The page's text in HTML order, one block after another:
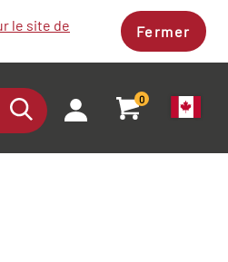
le site de Fermer
0